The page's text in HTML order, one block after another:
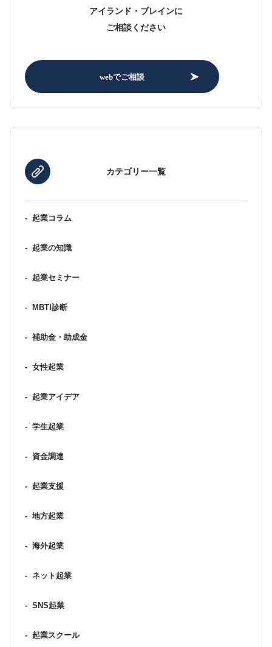
アイランド・ブレインに
ご相談ください
webでご相談
カテゴリー一覧
- 起業コラム
- 起業の知識
- 起業セミナー
- MBTI診断
- 補助金・助成金
- 女性起業
- 起業アイデア
- 学生起業
- 資金調達
- 起業支援
- 地方起業
- 海外起業
- ネット起業
- SNS起業
- 起業スクール